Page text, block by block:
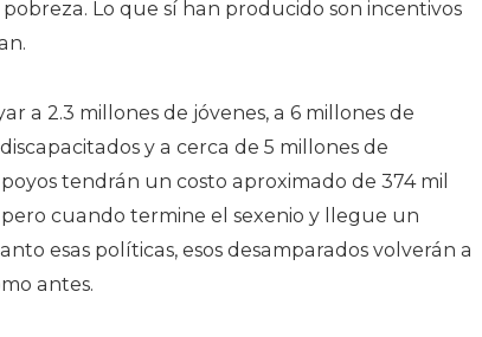
Lo que sí han producido son incentivos
a 2.3 millones de jóvenes, a 6 millones de
y a cerca de 5 millones de
tendrán un costo aproximado de 374 mil
pero cuando termine el sexenio y llegue un
esas políticas, esos desamparados volverán a
antes.